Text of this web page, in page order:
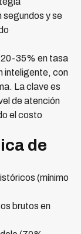
y se
20-35% en tasa
inteligente, con
La clave es
de atención
el costo
de
(mínimo
brutos en